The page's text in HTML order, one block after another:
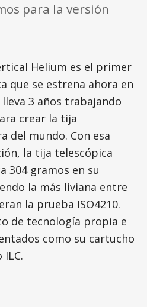
para la versión
Helium es el primer
que se estrena ahora en
3 años trabajando
crear la tija
del mundo. Con esa
la tija telescópica
304 gramos en su
la más liviana entre
la prueba ISO4210.
de tecnología propia e
como su cartucho